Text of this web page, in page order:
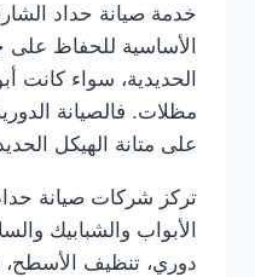
خدمة صيانة حداد
الأساسية للحفاظ على
الحديدية، سواء كانت
مظلات. فالصيانة
على متانة الهيكل
تركز شركات صيانة
الأبواب والشبابيك
دوري، تنظيف